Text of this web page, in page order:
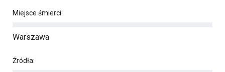
Miejsce śmierci:
Warszawa
Źródła: